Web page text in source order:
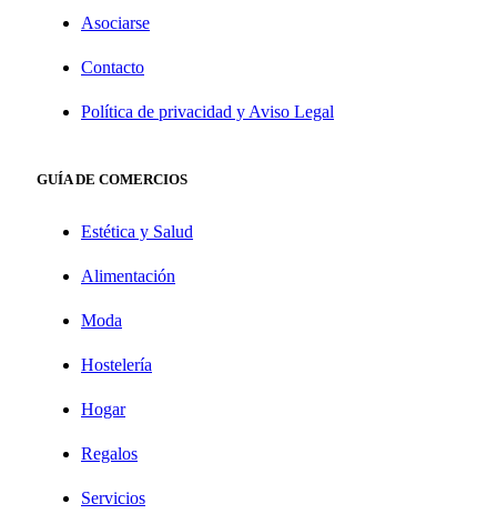
Asociarse
Contacto
Política de privacidad y Aviso Legal
GUÍA DE COMERCIOS
Estética y Salud
Alimentación
Moda
Hostelería
Hogar
Regalos
Servicios